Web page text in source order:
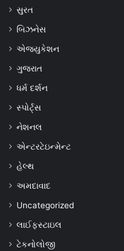
સુરત
બિઝનેસ
એજ્યુકેશન
ગુજરાત
ધર્મ દર્શન
સ્પોર્ટ્સ
નેશનલ
એન્ટરટેઇન્મેન્ટ
હેલ્થ
અમદાવાદ
Uncategorized
લાઈફસ્ટાઇલ
ટેકનોલોજી